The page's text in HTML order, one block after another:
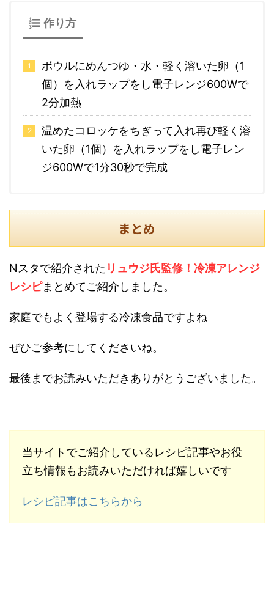
作り方
ボウルにめんつゆ・水・軽く溶いた卵（1
個）を入れラップをし電子レンジ600Wで
2分加熱
温めたコロッケをちぎって入れ再び軽く溶
いた卵（1個）を入れラップをし電子レン
ジ600Wで1分30秒で完成
まとめ
Nスタで紹介された リュウジ氏監修！冷凍アレンジ
レシピまとめてご紹介しました。
家庭でもよく登場する冷凍食品ですよね
ぜひご参考にしてくださいね。
最後までお読みいただきありがとうございました。
当サイトでご紹介しているレシピ記事やお役
立ち情報もお読みいただければ嬉しいです
レシピ記事はこちらから